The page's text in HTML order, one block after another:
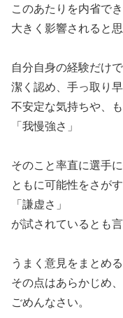
このあたりを内省で
大きく影響されると思
自分自身の経験だけ
潔く認め、手っ取り
不安定な気持ちや、
「我慢強さ」
そのこと率直に選手に
ともに可能性をさがす
「謙虚さ」
が試されているとも言
うまく意見をまとめ
その点はあらかじめ
ごめんなさい。